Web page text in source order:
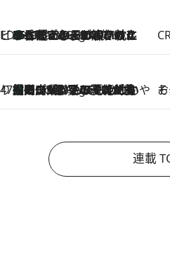
ビューティいいもの集め EDITORS' BEST
2 Hours Ago
35℃超えの日の夜、枕にひと吹き！ BAUMのルームスプレーが、ひのきの香りで心まで解きほぐす
47都道府県の手みやげ ひんやりスイーツで夏を満喫
2 Hours Ago
【岡山県】この夏絶対食べたい 冷やしておいしいおやつ3選 フルーツが主役のプリンやアイスが勢揃い そおだ
連載